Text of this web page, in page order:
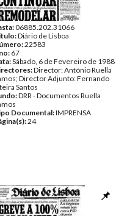
06885.202.31066
Diário de Lisboa
22583
67
Sábado, 6 de Fevereiro de 1988
Director: António Ruella
Director Adjunto: Fernando
Santos
DRR - Documentos Ruella
Documental:IMPRENSA
24